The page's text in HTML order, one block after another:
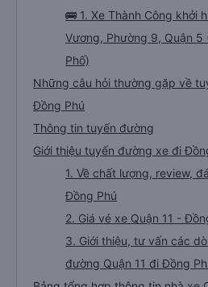
🚌 1. Xe Thành Công khởi
Vương, Phường 9, Quận 5
Phố)
Những câu hỏi thường gặp về
Đồng Phú
Thông tin tuyến đường
Giới thiệu tuyến đường xe đi
1. Về chất lượng, review,
Đồng Phú
2. Giá vé xe Quận 11 -
3. Giới thiệu, tư vấn các
đường Quận 11 đi Đồng